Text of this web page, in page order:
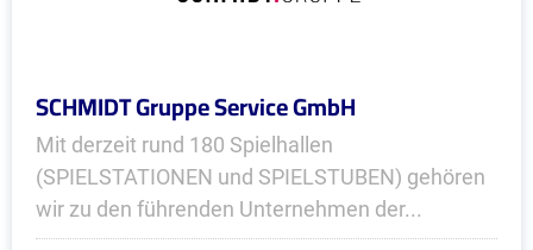
SCHMIDT Gruppe Service GmbH
Mit derzeit rund 180 Spielhallen
(SPIELSTATIONEN und SPIELSTUBEN) gehören
wir zu den führenden Unternehmen der...